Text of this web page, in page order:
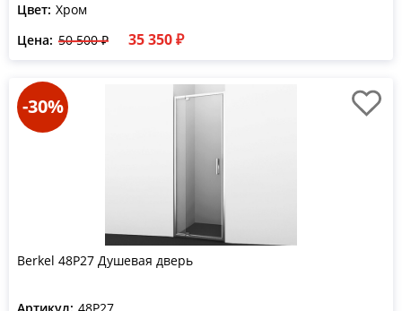
Цвет: Хром
Цена: 50 500 ₽ 35 350 ₽
-30%
Berkel 48P27 Душевая дверь